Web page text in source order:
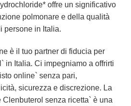
offre un significativo
polmonare e della qualità
persone in Italia.
è il tuo partner di fiducia per
in Italia. Ci impegniamo a offrirti
online` senza pari,
sicurezza e discrezione. La
senza ricetta` è una